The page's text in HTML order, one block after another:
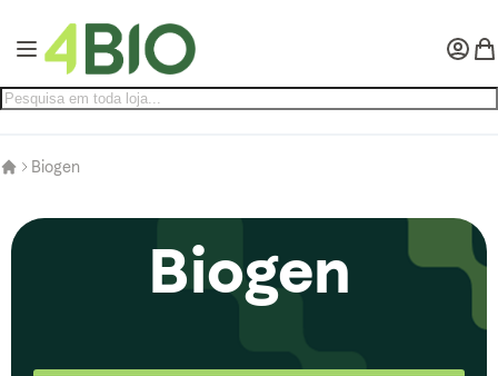
Alternar Nav
Minha
Biogen
Biogen